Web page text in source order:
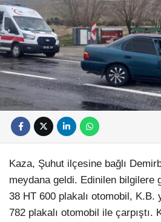
Kaza, Şuhut ilçesine bağlı
meydana geldi. Edinilen bilgilere
38 HT 600 plakalı otomobil, K.B.
782 plakalı otomobil ile çarpıştı.